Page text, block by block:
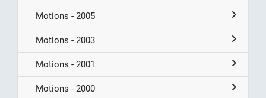
Motions - 2005
Motions - 2003
Motions - 2001
Motions - 2000